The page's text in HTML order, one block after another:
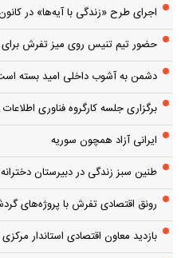
اجرای طرح «زندگی با آیه‌ها» در
حضور تیم تنیس روی میز تفرش
دشمن به آشوب داخلی امید بسته
برگزاری جلسه کارگروه فناوری
ایرانی آزاد همچون سوریه
طنین سبز زندگی در دبیرستان
رونق اقتصادی تفرش با پروژه‌های
بازدید معاون اقتصادی استاندار